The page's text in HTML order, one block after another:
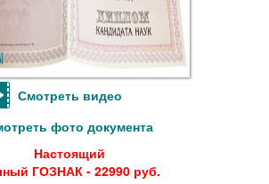
Смотреть видео
фото документа
Настоящий
ГОЗНАК - 22990 руб.